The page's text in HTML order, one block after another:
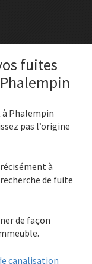
fuites
à Phalempin
pas l’origine
à
de fuite
de façon
canalisation